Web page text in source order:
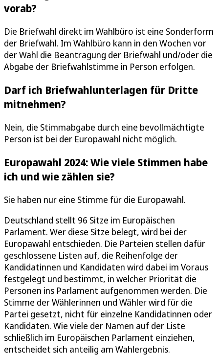
vorab?
Die Briefwahl direkt im Wahlbüro ist eine Sonderform
der Briefwahl. Im Wahlbüro kann in den Wochen vor
der Wahl die Beantragung der Briefwahl und/oder die
Abgabe der Briefwahlstimme in Person erfolgen.
Darf ich Briefwahlunterlagen für Dritte
mitnehmen?
Nein, die Stimmabgabe durch eine bevollmächtigte
Person ist bei der Europawahl nicht möglich.
Europawahl 2024: Wie viele Stimmen habe
ich und wie zählen sie?
Sie haben nur eine Stimme für die Europawahl.
Deutschland stellt 96 Sitze im Europäischen
Parlament. Wer diese Sitze belegt, wird bei der
Europawahl entschieden. Die Parteien stellen dafür
geschlossene Listen auf, die Reihenfolge der
Kandidatinnen und Kandidaten wird dabei im Voraus
festgelegt und bestimmt, in welcher Priorität die
Personen ins Parlament aufgenommen werden. Die
Stimme der Wählerinnen und Wähler wird für die
Partei gesetzt, nicht für einzelne Kandidatinnen oder
Kandidaten. Wie viele der Namen auf der Liste
schließlich im Europäischen Parlament einziehen,
entscheidet sich anteilig am Wahlergebnis.